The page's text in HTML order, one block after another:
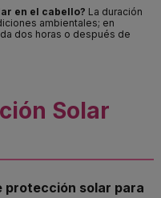
en el cabello? La duración
ambientales; en
dos horas o después de
Solar
protección solar para